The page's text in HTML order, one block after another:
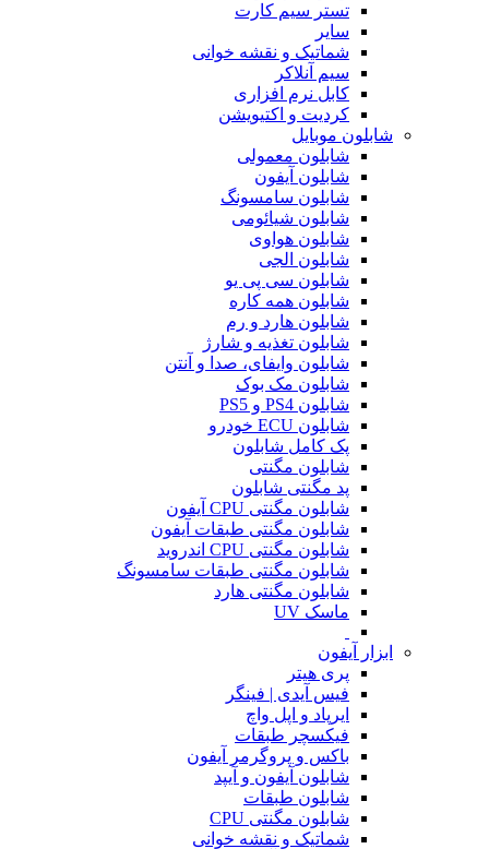
تستر سیم کارت
سایر
شماتیک و نقشه خوانی
سیم آنلاکر
کابل نرم افزاری
کردیت و اکتیویشن
شابلون موبایل
شابلون معمولی
شابلون آیفون
شابلون سامسونگ
شابلون شیائومی
شابلون هواوی
شابلون الجی
شابلون سی پی یو
شابلون همه کاره
شابلون هارد و رم
شابلون تغذیه و شارژ
شابلون وایفای، صدا و آنتن
شابلون مک بوک
شابلون PS4 و PS5
شابلون ECU خودرو
پک کامل شابلون
شابلون مگنتی
پد مگنتی شابلون
شابلون مگنتی CPU آیفون
شابلون مگنتی طبقات آیفون
شابلون مگنتی CPU اندروید
شابلون مگنتی طبقات سامسونگ
شابلون مگنتی هارد
ماسک UV
ابزار آیفون
پری هیتر
فیس آیدی | فینگر
ایرپاد و اپل واچ
فیکسچر طبقات
باکس و پروگرمر آیفون
شابلون آیفون و آیپد
شابلون طبقات
شابلون مگنتی CPU
شماتیک و نقشه خوانی